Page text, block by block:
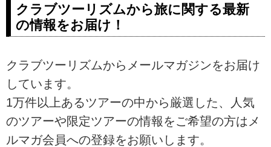
クラブツーリズムから旅に関する最新
の情報をお届け！
クラブツーリズムからメールマガジンをお届け
しています。
1万件以上あるツアーの中から厳選した、人気
のツアーや限定ツアーの情報をご希望の方はメ
ルマガ会員への登録をお願いします。